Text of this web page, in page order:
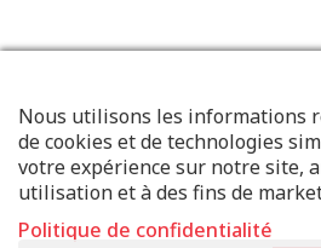
Nous utilisons les informations
de cookies et de technologies
votre expérience sur notre site,
utilisation et à des fins de
Politique de confidentialité